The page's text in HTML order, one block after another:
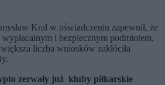
Kral w oświadczeniu zapewnił, że
i bezpiecznym podmiotem,
liczba wniosków zakłóciła
zerwały już kluby piłkarskie